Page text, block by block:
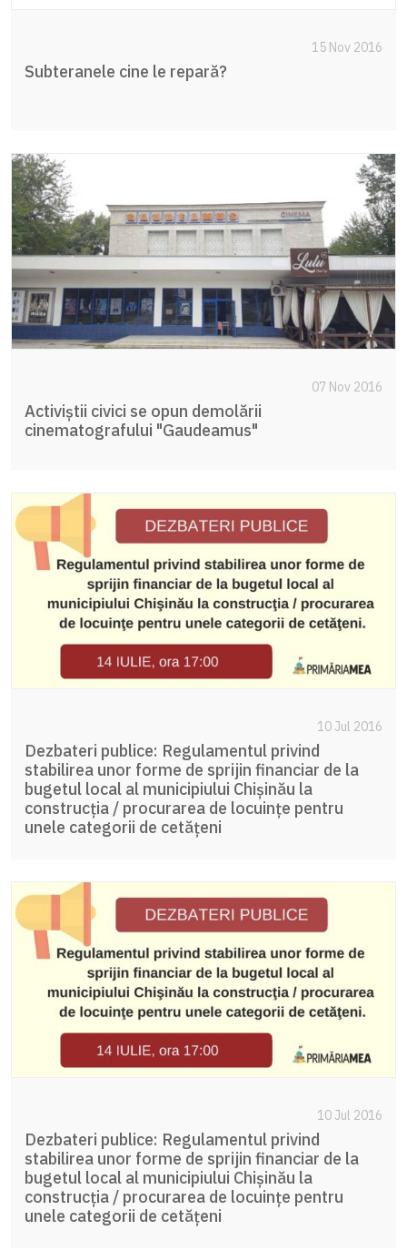
15 Nov 2016
Subteranele cine le repară?
07 Nov 2016
Activiștii civici se opun demolării
cinematografului "Gaudeamus"
10 Jul 2016
Dezbateri publice: Regulamentul privind
stabilirea unor forme de sprijin financiar de la
bugetul local al municipiului Chişinău la
construcţia / procurarea de locuinţe pentru
unele categorii de cetăţeni
10 Jul 2016
Dezbateri publice: Regulamentul privind
stabilirea unor forme de sprijin financiar de la
bugetul local al municipiului Chişinău la
construcţia / procurarea de locuinţe pentru
unele categorii de cetăţeni